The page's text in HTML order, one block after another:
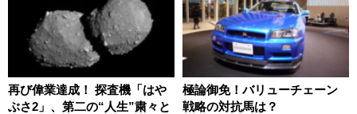
再び偉業達成！ 探査機「はや
ぶさ2」、第二の“人生”粛々と
極論御免！バリューチェーン
戦略の対抗馬は？